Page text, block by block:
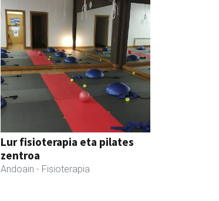
Lur fisioterapia eta pilates
zentroa
Andoain - Fisioterapia